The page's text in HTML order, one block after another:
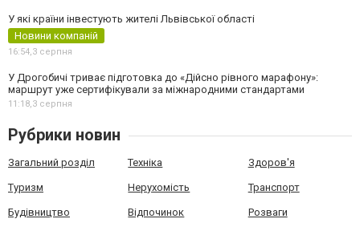
У які країни інвестують жителі Львівської області
Новини компаній
16:54,3 серпня
У Дрогобичі триває підготовка до «Дійсно рівного марафону»:
маршрут уже сертифікували за міжнародними стандартами
11:18,3 серпня
Рубрики новин
Загальний розділ Техніка Здоров'я
Туризм Нерухомість Транспорт
Будівництво Відпочинок Розваги